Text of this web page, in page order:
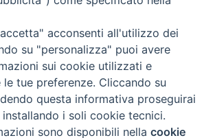
2019 - Tutti i diritti riservati - Vita
Torna
Preferenze Cookie
acconsenti all'utilizzo dei
su "personalizza" puoi avere
sui cookie utilizzati e
le tue preferenze. Cliccando su
questa informativa proseguirai
i soli cookie tecnici.
sono disponibili nellacookie